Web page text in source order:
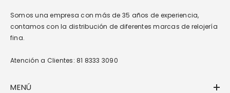
Somos una empresa con más de 35 años de experiencia,
contamos con la distribución de diferentes marcas de relojería
fina.
Atención a Clientes: 81 8333 3090
MENÚ